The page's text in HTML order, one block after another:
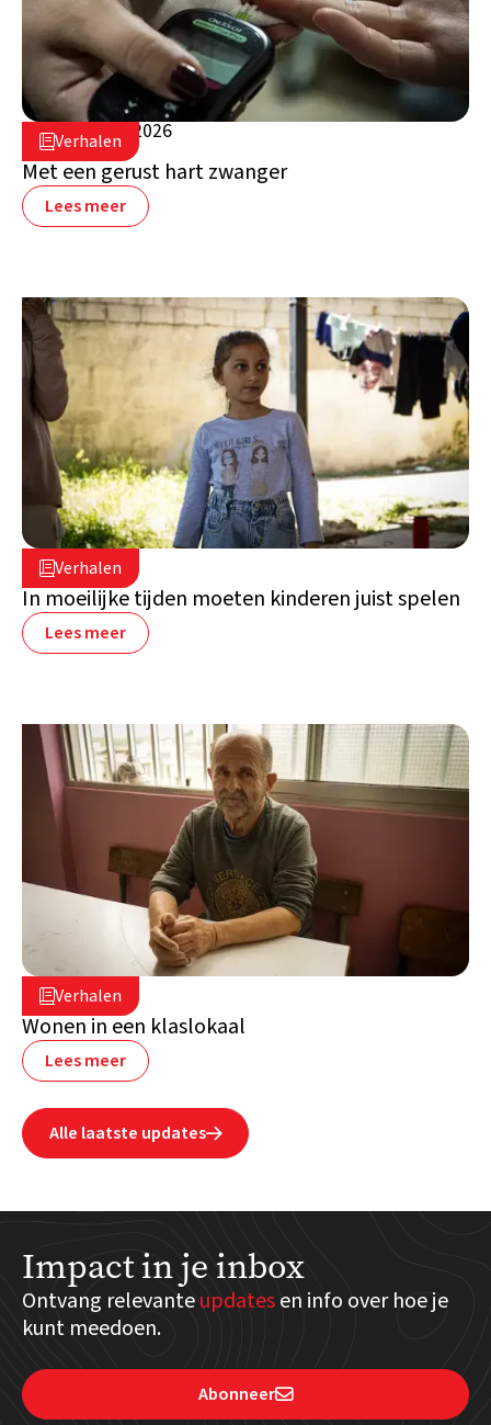
Verhalen
5 augustus 2026
Libanon
Met een gerust hart zwanger
Lees meer
Verhalen
16 juli 2026
Libanon
In moeilijke tijden moeten kinderen juist spelen
Lees meer
Verhalen
2 juli 2026
Libanon
Wonen in een klaslokaal
Lees meer
Alle laatste updates
Impact in je inbox
Ontvang relevanteupdatesen info over hoe je
kunt meedoen.
Abonneer